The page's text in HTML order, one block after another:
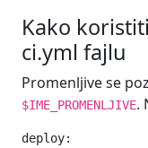
Kako
ci.yml fajlu
Promenljive se
$IME_PROMENLJIVE.
deploy: